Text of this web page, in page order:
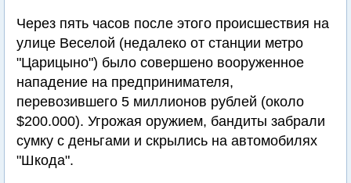
Через пять часов после этого происшествия на
улице Веселой (недалеко от станции метро
"Царицыно") было совершено вооруженное
нападение на предпринимателя,
перевозившего 5 миллионов рублей (около
$200.000). Угрожая оружием, бандиты забрали
сумку с деньгами и скрылись на автомобилях
"Шкода".